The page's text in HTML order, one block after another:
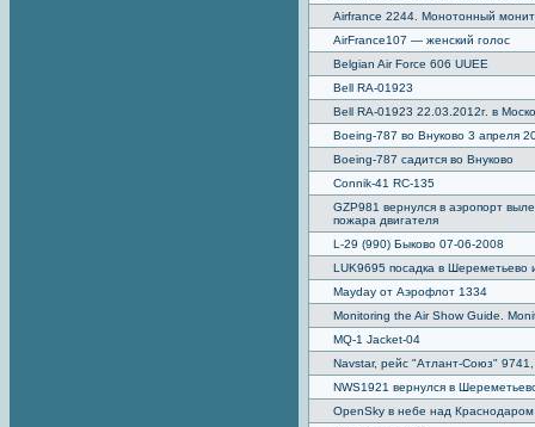
Airfrance 2244. Монотонный
AirFrance107 — женский голос
Belgian Air Force 606 UUEE
Bell RA-01923
Bell RA-01923 22.03.2012г. в
Boeing-787 во Внуково 3 апреля
Boeing-787 садится во Внуково
Connik-41 RC-135
GZP981 вернулся в аэропорт
пожара двигателя
L-29 (990) Быково 07-06-2008
LUK9695 посадка в Шереметьево
Mayday от Аэрофлот 1334
Monitoring the Air Show Guide.
MQ-1 Jacket-04
Navstar, рейс "Атлант-Союз"
NWS1921 вернулся в
OpenSky в небе над Краснодаром